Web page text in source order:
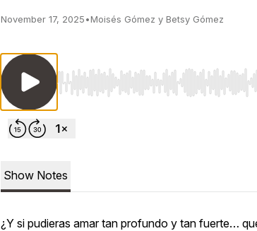
November 17, 2025•Moisés Gómez y Betsy Gómez
Use Left/Right to seek, Home/End to
Show Notes
¿Y si pudieras amar tan profundo y tan fuerte…